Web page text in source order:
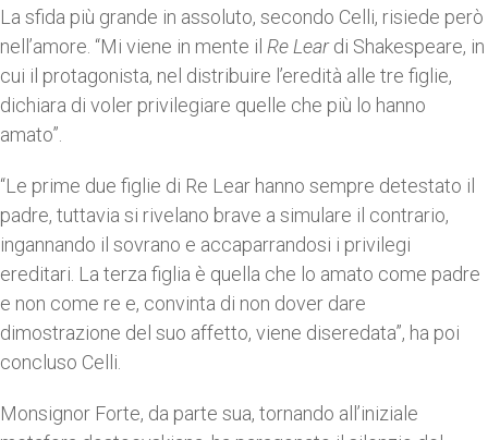
La sfida più grande in assoluto, secondo Celli, risiede però
nell’amore. “Mi viene in mente il Re Leardi Shakespeare, in
cui il protagonista, nel distribuire l’eredità alle tre figlie,
dichiara di voler privilegiare quelle che più lo hanno
amato”.
“Le prime due figlie di Re Lear hanno sempre detestato il
padre, tuttavia si rivelano brave a simulare il contrario,
ingannando il sovrano e accaparrandosi i privilegi
ereditari. La terza figlia è quella che lo amato come padre
e non come re e, convinta di non dover dare
dimostrazione del suo affetto, viene diseredata”, ha poi
concluso Celli.
Monsignor Forte, da parte sua, tornando all’iniziale